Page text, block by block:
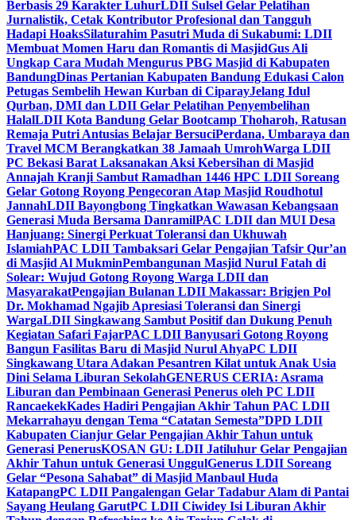
Berbasis 29 Karakter LuhurLDII Sulsel Gelar Pelatihan
Jurnalistik, Cetak Kontributor Profesional dan Tangguh
Hadapi HoaksSilaturahim Pasutri Muda di Sukabumi: LDII
Membuat Momen Haru dan Romantis di MasjidGus Ali
Ungkap Cara Mudah Mengurus PBG Masjid di Kabupaten
BandungDinas Pertanian Kabupaten Bandung Edukasi Calon
Petugas Sembelih Hewan Kurban di CiparayJelang Idul
Qurban, DMI dan LDII Gelar Pelatihan Penyembelihan
HalalLDII Kota Bandung Gelar Bootcamp Thoharoh, Ratusan
Remaja Putri Antusias Belajar BersuciPerdana, Umbaraya dan
Travel MCM Berangkatkan 38 Jamaah UmrohWarga LDII
PC Bekasi Barat Laksanakan Aksi Kebersihan di Masjid
Annajah Kranji Sambut Ramadhan 1446 HPC LDII Soreang
Gelar Gotong Royong Pengecoran Atap Masjid Roudhotul
JannahLDII Bayongbong Tingkatkan Wawasan Kebangsaan
Generasi Muda Bersama DanramilPAC LDII dan MUI Desa
Hanjuang: Sinergi Perkuat Toleransi dan Ukhuwah
IslamiahPAC LDII Tambaksari Gelar Pengajian Tafsir Qur’an
di Masjid Al MukminPembangunan Masjid Nurul Fatah di
Solear: Wujud Gotong Royong Warga LDII dan
MasyarakatPengajian Bulanan LDII Makassar: Brigjen Pol
Dr. Mokhamad Ngajib Apresiasi Toleransi dan Sinergi
WargaLDII Singkawang Sambut Positif dan Dukung Penuh
Kegiatan Safari FajarPAC LDII Banyusari Gotong Royong
Bangun Fasilitas Baru di Masjid Nurul AhyaPC LDII
Singkawang Utara Adakan Pesantren Kilat untuk Anak Usia
Dini Selama Liburan SekolahGENERUS CERIA: Asrama
Liburan dan Pembinaan Generasi Penerus oleh PC LDII
RancaekekKades Hadiri Pengajian Akhir Tahun PAC LDII
Mekarrahayu dengan Tema “Catatan Semesta”DPD LDII
Kabupaten Cianjur Gelar Pengajian Akhir Tahun untuk
Generasi PenerusKOSAN GU: LDII Jatiluhur Gelar Pengajian
Akhir Tahun untuk Generasi UnggulGenerus LDII Soreang
Gelar “Pesona Sahabat” di Masjid Manbaul Huda
KatapangPC LDII Pangalengan Gelar Tadabur Alam di Pantai
Sayang Heulang GarutPC LDII Ciwidey Isi Liburan Akhir